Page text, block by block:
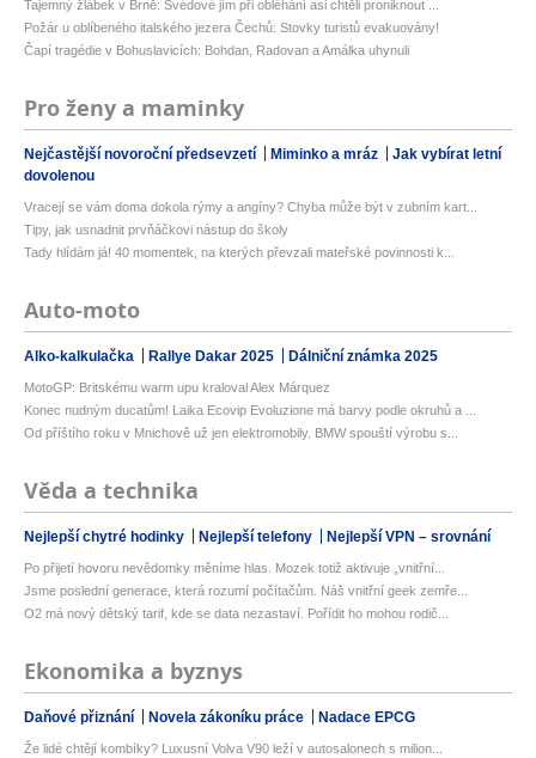
Tajemný žlábek v Brně: Švédové jím při obléhání asi chtěli proniknout ...
Požár u oblíbeného italského jezera Čechů: Stovky turistů evakuovány!
Čapí tragédie v Bohuslavicích: Bohdan, Radovan a Amálka uhynuli
Pro ženy a maminky
Nejčastější novoroční předsevzetí Miminko a mráz
Jak vybírat letní
dovolenou
Vracejí se vám doma dokola rýmy a angíny? Chyba může být v zubním kart...
Tipy, jak usnadnit prvňáčkovi nástup do školy
Tady hlídám já! 40 momentek, na kterých převzali mateřské povinnosti k...
Auto-moto
Alko-kalkulačka Rallye Dakar 2025 Dálniční známka 2025
MotoGP: Britskému warm upu kraloval Alex Márquez
Konec nudným ducatům! Laika Ecovip Evoluzione má barvy podle okruhů a ...
Od příštího roku v Mnichově už jen elektromobily. BMW spouští výrobu s...
Věda a technika
Nejlepší chytré hodinky Nejlepší telefony Nejlepší VPN – srovnání
Po přijetí hovoru nevědomky měníme hlas. Mozek totiž aktivuje „vnitřní...
Jsme poslední generace, která rozumí počítačům. Náš vnitřní geek zemře...
O2 má nový dětský tarif, kde se data nezastaví. Pořídit ho mohou rodič...
Ekonomika a byznys
Daňové přiznání Novela zákoníku práce Nadace EPCG
Že lidé chtějí kombíky? Luxusní Volva V90 leží v autosalonech s milion...